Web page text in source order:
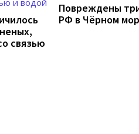
связью
Повреждены
РФ в Чёрном